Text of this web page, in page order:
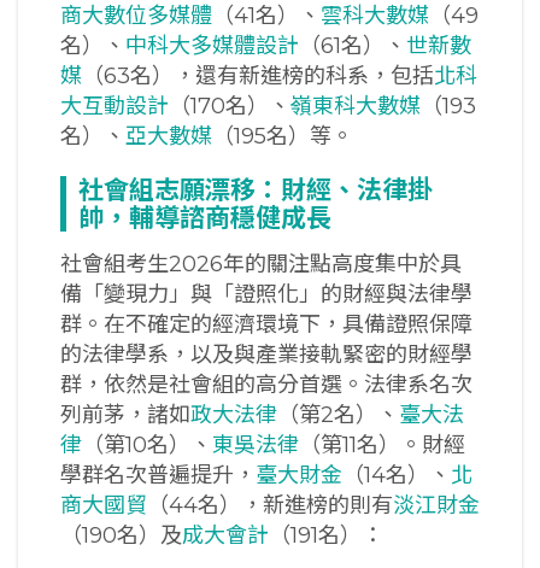
商大數位多媒體 （41名）、 雲科大數媒 （49
名）、 中科大多媒體設計 （61名）、 世新數
媒 （63名），還有新進榜的科系，包括北科
大互動設計 （170名）、 嶺東科大數媒 （193
名）、 亞大數媒 （195名）等。
社會組志願漂移：財經、法律掛
帥，輔導諮商穩健成長
社會組考生2026年的關注點高度集中於具
備「變現力」與「證照化」的財經與法律學
群。在不確定的經濟環境下，具備證照保障
的法律學系，以及與產業接軌緊密的財經學
群，依然是社會組的高分首選。法律系名次
列前茅，諸如政大法律 （第2名）、 臺大法
律 （第10名）、 東吳法律 （第11名）。財經
學群名次普遍提升， 臺大財金 （14名）、 北
商大國貿 （44名），新進榜的則有淡江財金
（190名）及成大會計 （191名）：